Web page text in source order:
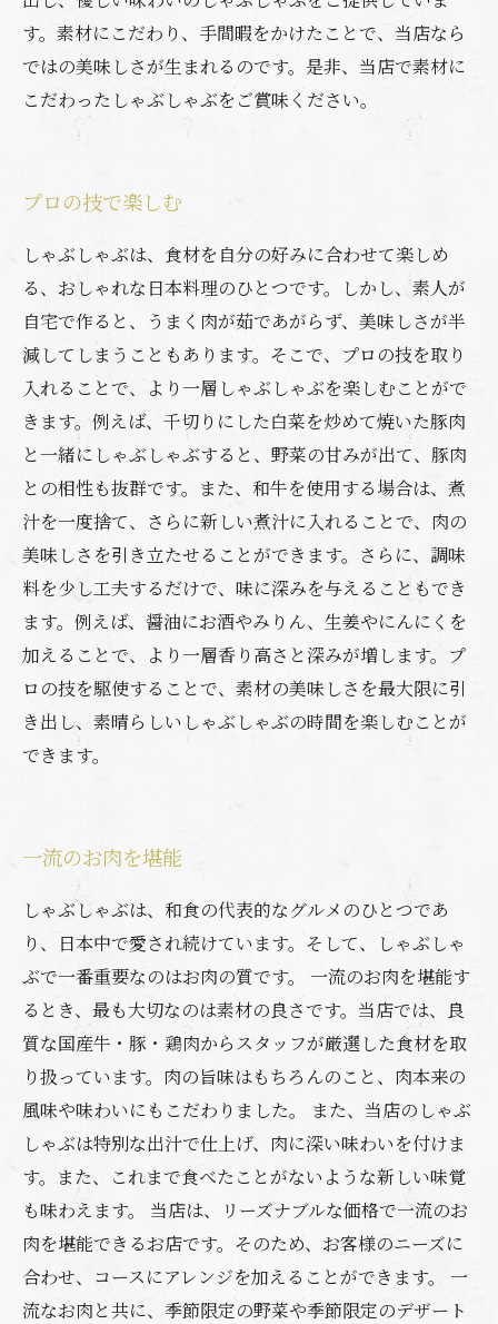
す。素材にこだわり、手間暇をかけたことで、当店なら
ではの美味しさが生まれるのです。是非、当店で素材に
こだわったしゃぶしゃぶをご賞味ください。
プロの技で楽しむ
しゃぶしゃぶは、食材を自分の好みに合わせて楽しめ
る、おしゃれな日本料理のひとつです。しかし、素人が
自宅で作ると、うまく肉が茹であがらず、美味しさが半
減してしまうこともあります。そこで、プロの技を取り
入れることで、より一層しゃぶしゃぶを楽しむことがで
きます。例えば、千切りにした白菜を炒めて焼いた豚肉
と一緒にしゃぶしゃぶすると、野菜の甘みが出て、豚肉
との相性も抜群です。また、和牛を使用する場合は、煮
汁を一度捨て、さらに新しい煮汁に入れることで、肉の
美味しさを引き立たせることができます。さらに、調味
料を少し工夫するだけで、味に深みを与えることもでき
ます。例えば、醤油にお酒やみりん、生姜やにんにくを
加えることで、より一層香り高さと深みが増します。プ
ロの技を駆使することで、素材の美味しさを最大限に引
き出し、素晴らしいしゃぶしゃぶの時間を楽しむことが
できます。
一流のお肉を堪能
しゃぶしゃぶは、和食の代表的なグルメのひとつであ
り、日本中で愛され続けています。そして、しゃぶしゃ
ぶで一番重要なのはお肉の質です。 一流のお肉を堪能す
るとき、最も大切なのは素材の良さです。当店では、良
質な国産牛・豚・鶏肉からスタッフが厳選した食材を取
り扱っています。肉の旨味はもちろんのこと、肉本来の
風味や味わいにもこだわりました。 また、当店のしゃぶ
しゃぶは特別な出汁で仕上げ、肉に深い味わいを付けま
す。また、これまで食べたことがないような新しい味覚
も味わえます。 当店は、リーズナブルな価格で一流のお
肉を堪能できるお店です。そのため、お客様のニーズに
合わせ、コースにアレンジを加えることができます。 一
流なお肉と共に、季節限定の野菜や季節限定のデザート